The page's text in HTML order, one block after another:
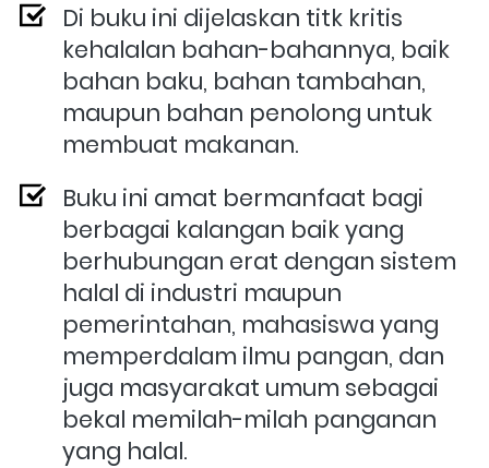
Di buku ini dijelaskan titk kritis
kehalalan bahan-bahannya, baik
bahan baku, bahan tambahan,
maupun bahan penolong untuk
membuat makanan.
Buku ini amat bermanfaat bagi
berbagai kalangan baik yang
berhubungan erat dengan sistem
halal di industri maupun
pemerintahan, mahasiswa yang
memperdalam ilmu pangan, dan
juga masyarakat umum sebagai
bekal memilah-milah panganan
yang halal.